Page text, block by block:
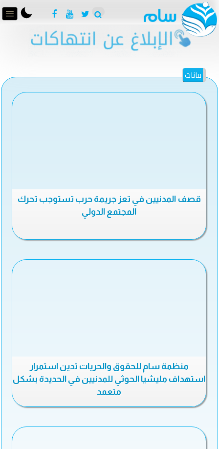
بيانات
قصف المدنيين في تعز جريمة حرب تستوجب تحرك
المجتمع الدولي
منظمة سام للحقوق والحريات تدين استمرار
استهداف مليشيا الحوثي للمدنيين في الحديدة بشكل
متعمد